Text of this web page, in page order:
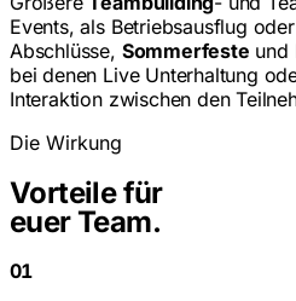
Events, als Betriebsausflug
Abschlüsse, Sommerfeste und
bei denen Live Unterhaltung
Interaktion zwischen den
Die Wirkung
Vorteile für
euer Team.
01